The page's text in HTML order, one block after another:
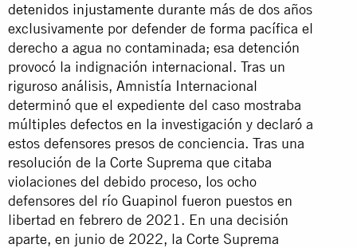
detenidos injustamente durante más de dos años
exclusivamente por defender de forma pacífica el
derecho a agua no contaminada; esa detención
provocó la indignación internacional. Tras un
riguroso análisis, Amnistía Internacional
determinó que el expediente del caso mostraba
múltiples defectos en la investigación y declaró a
estos defensores presos de conciencia. Tras una
resolución de la Corte Suprema que citaba
violaciones del debido proceso, los ocho
defensores del río Guapinol fueron puestos en
libertad en febrero de 2021. En una decisión
aparte, en junio de 2022, la Corte Suprema